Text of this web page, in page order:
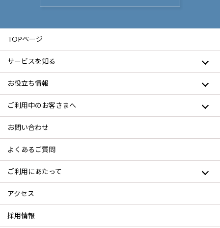
TOPページ
サービスを知る
お役立ち情報
ご利用中のお客さまへ
お問い合わせ
よくあるご質問
ご利用にあたって
アクセス
採用情報